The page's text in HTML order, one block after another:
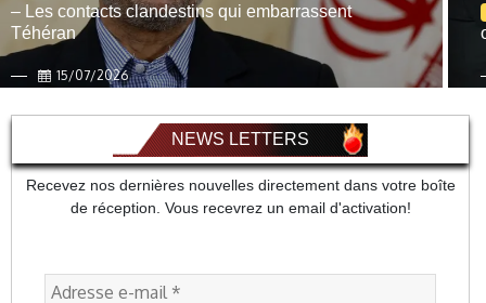
– Les contacts clandestins qui embarrassent
Téhéran
15/07/2026
NEWS LETTERS
Recevez nos dernières nouvelles directement dans votre boîte
de réception. Vous recevrez un email d'activation!